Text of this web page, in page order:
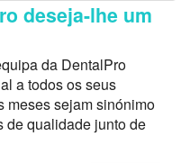
deseja-lhe um
da DentalPro
a todos os seus
meses sejam sinónimo
de qualidade junto de